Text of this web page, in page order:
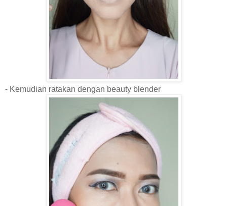
- Kemudian ratakan dengan beauty blender